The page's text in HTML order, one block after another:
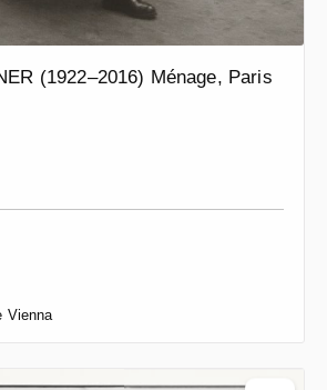
(1922–2016) Ménage, Paris
Vienna